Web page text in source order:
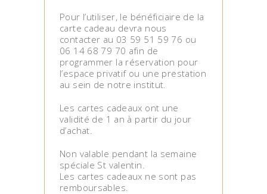
Pour l’utiliser, le bénéficiaire de la
carte cadeau devra nous
contacter au 03 59 51 59 76 ou
06 14 68 79 70 afin de
programmer la réservation pour
l’espace privatif ou une prestation
au sein de notre institut.
Les cartes cadeaux ont une
validité de 1 an à partir du jour
d’achat.
Non valable pendant la semaine
spéciale St valentin.
Les cartes cadeaux ne sont pas
remboursables.